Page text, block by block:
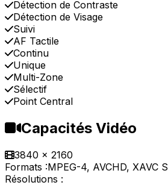
Détection de Contraste
Détection de Visage
Suivi
AF Tactile
Continu
Unique
Multi-Zone
Sélectif
Point Central
Capacités Vidéo
3840 x 2160
Formats :MPEG-4, AVCHD, XAVC S
Résolutions :